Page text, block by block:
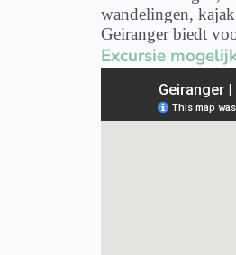
wandelingen,
Geiranger biedt
Excursie